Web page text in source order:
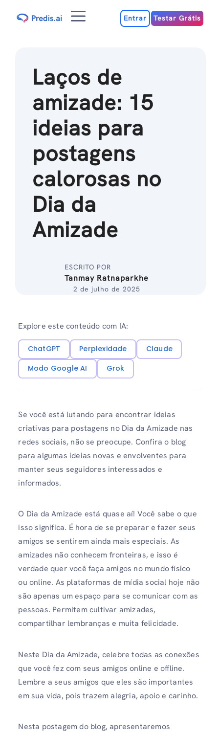
para
MenuEntrar Testar Grátis
Laços de
amizade: 15
ideias para
postagens
calorosas no
Dia da
Amizade
ESCRITO POR
Tanmay Ratnaparkhe
2 de julho de 2025
Explore este conteúdo com IA:
ChatGPT Perplexidade
Claude
Modo Google AI
Grok
Se você está lutando para encontrar ideias
criativas para postagens no Dia da Amizade nas
redes sociais, não se preocupe. Confira o blog
para algumas ideias novas e envolventes para
manter seus seguidores interessados ​​e
informados.
O Dia da Amizade está quase aí! Você sabe o que
isso significa. É hora de se preparar e fazer seus
amigos se sentirem ainda mais especiais. As
amizades não conhecem fronteiras, e isso é
verdade quer você faça amigos no mundo físico
ou online. As plataformas de mídia social hoje não
são apenas um espaço para se comunicar com as
pessoas. Permitem cultivar amizades,
compartilhar lembranças e muita felicidade.
Neste Dia da Amizade, celebre todas as conexões
que você fez com seus amigos online e offline.
Lembre a seus amigos que eles são importantes
em sua vida, pois trazem alegria, apoio e carinho.
Nesta postagem do blog, apresentaremos